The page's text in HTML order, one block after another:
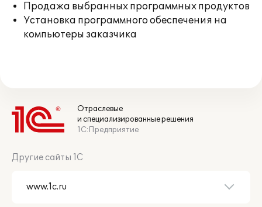
Продажа выбранных программных продуктов
Установка программного обеспечения на
компьютеры заказчика
Отраслевые
и специализированные решения
1С:Предприятие
Другие сайты 1С